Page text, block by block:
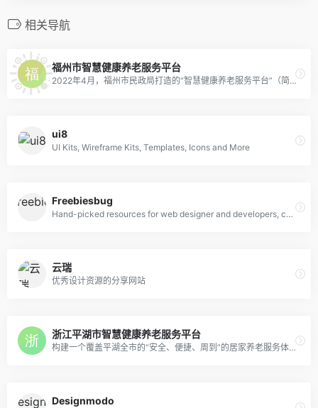
相关导航
福州市智慧健康养老服务平台
2022年4月，福州市民政局打造的“智慧健康养老服务平台”（简称“e福养”）投用。市民在“e福州”APP上登录该平台，足不出户、动动手指，就能在线预约养老服务、预订养老床位、申请养老补贴。
ui8
UI Kits, Wireframe Kits, Templates, Icons and More
Freebiesbug
Hand-picked resources for web designer and developers, constantly updated.
云瑞
优秀设计资源的分享网站
浙江平湖市智慧健康养老服务平台
构建一个覆盖平湖全市的“安全、便捷、周到”的居家养老服务体系。
Designmodo